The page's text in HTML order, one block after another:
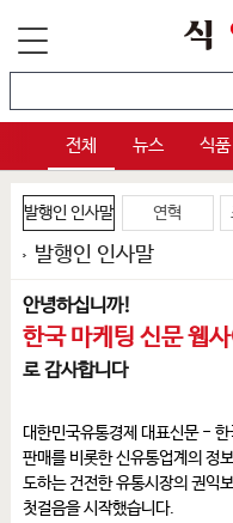
전체 뉴스 식품
발행인 인사말 연혁
발행인 인사말
안녕하십니까!
한국 마케팅 신문 웹
로 감사합니다
대한민국유통경제 대표신문 -
판매를 비롯한 신유통업계의 정
도하는 건전한 유통시장의 권익
첫걸음을 시작했습니다.